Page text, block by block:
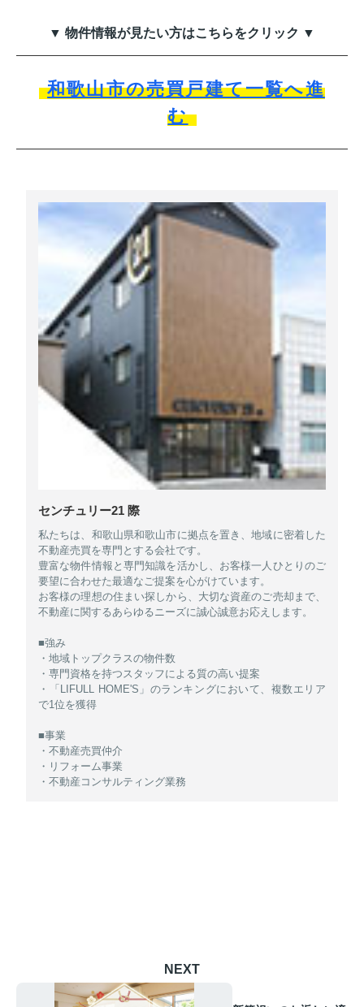
▼ 物件情報が見たい方はこちらをクリック ▼
和歌山市の売買戸建て一覧へ進
む
センチュリー21 際
私たちは、和歌山県和歌山市に拠点を置き、地域に密着した
不動産売買を専門とする会社です。
豊富な物件情報と専門知識を活かし、お客様一人ひとりのご
要望に合わせた最適なご提案を心がけています。
お客様の理想の住まい探しから、大切な資産のご売却まで、
不動産に関するあらゆるニーズに誠心誠意お応えします。
■強み
・地域トップクラスの物件数
・専門資格を持つスタッフによる質の高い提案
・「LIFULL HOME'S」のランキングにおいて、複数エリア
で1位を獲得
■事業
・不動産売買仲介
・リフォーム事業
・不動産コンサルティング業務
NEXT